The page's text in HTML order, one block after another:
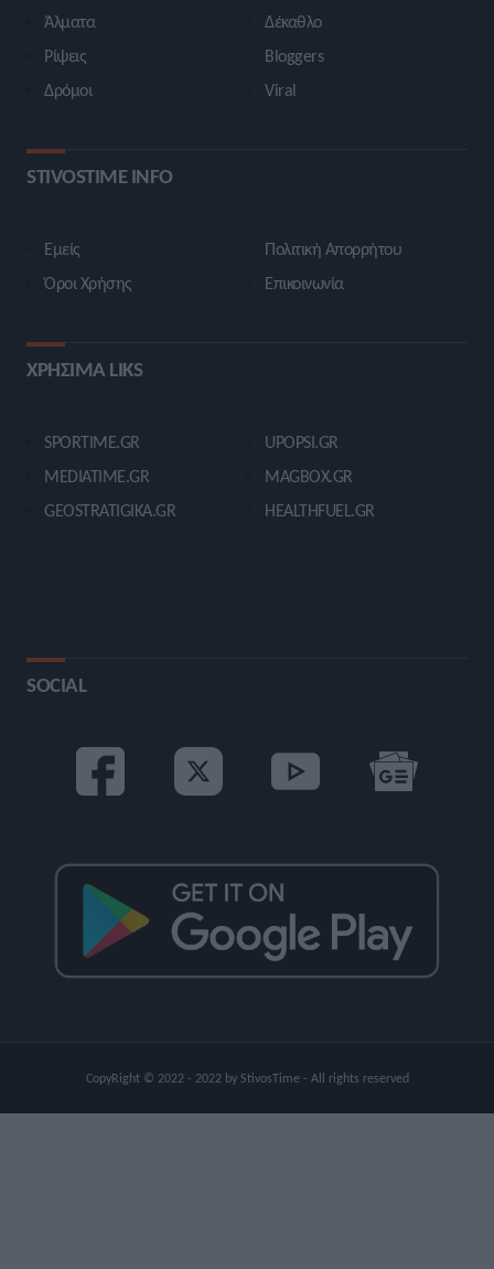
Άλματα
Ρίψεις
Δρόμοι
Δέκαθλο
Bloggers
Viral
STIVOSTIME INFO
Εμείς
Όροι Χρήσης
Πολιτική Απορρήτου
Επικοινωνία
ΧΡΗΣΙΜΑ LIKS
SPORTIME.GR
MEDIATIME.GR
GEOSTRATIGIKA.GR
UPOPSI.GR
MAGBOX.GR
HEALTHFUEL.GR
SOCIAL
CopyRight © 2022 - 2022 by StivosTime - All rights reserved